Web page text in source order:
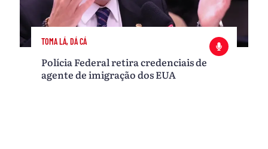
TOMA LÁ, DÁ CÁ
Polícia Federal retira credenciais de
agente de imigração dos EUA